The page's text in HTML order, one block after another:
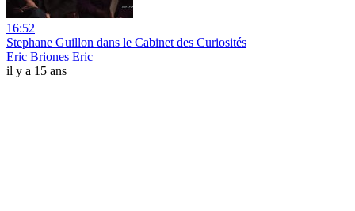
16:52
Stephane Guillon dans le Cabinet des Curiosités
Eric Briones Eric
il y a 15 ans